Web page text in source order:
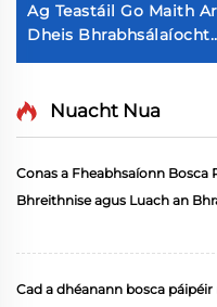
Ag Teastáil Go Maith Ar
Dheis
Uaschásach
Scileoga Géaga
Nuacht Nua
Conas a Fheabhsaíonn Bosca
Bhreithnise agus Luach an
Cad a dhéanann bosca